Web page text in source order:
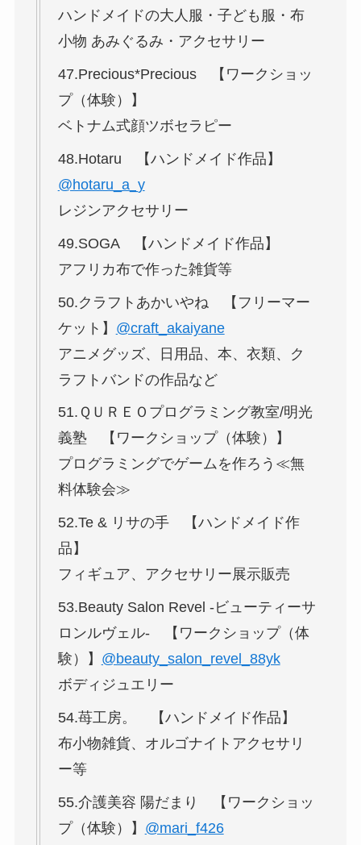
ハンドメイドの大人服・子ども服・布
小物 あみぐるみ・アクセサリー
47.Precious*Precious 【ワークショッ
プ（体験）】
ベトナム式顔ツボセラピー
48.Hotaru 【ハンドメイド作品】
@hotaru_a_y
レジンアクセサリー
49.SOGA 【ハンドメイド作品】
アフリカ布で作った雑貨等
50.クラフトあかいやね 【フリーマー
ケット】 @craft_akaiyane
アニメグッズ、日用品、本、衣類、ク
ラフトバンドの作品など
51.ＱＵＲＥＯプログラミング教室/明光
義塾 【ワークショップ（体験）】
プログラミングでゲームを作ろう≪無
料体験会≫
52.Te & リサの手 【ハンドメイド作
品】
フィギュア、アクセサリー展示販売
53.Beauty Salon Revel -ビューティーサ
ロンルヴェル- 【ワークショップ（体
験）】 @beauty_salon_revel_88yk
ボディジュエリー
54.苺工房。 【ハンドメイド作品】
布小物雑貨、オルゴナイトアクセサリ
ー等
55.介護美容 陽だまり 【ワークショッ
プ（体験）】 @mari_f426